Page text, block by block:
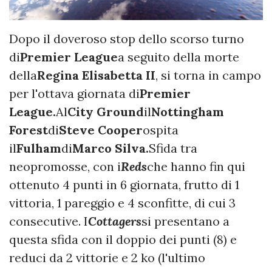
Dopo il doveroso stop dello scorso turno
diPremier Leaguea seguito della morte
dellaRegina Elisabetta II, si torna in campo
per l'ottava giornata diPremier
League.AlCity GroundilNottingham
ForestdiSteve Cooperospita
ilFulhamdiMarco Silva.Sfida tra
neopromosse, con iRedsche hanno fin qui
ottenuto 4 punti in 6 giornata, frutto di 1
vittoria, 1 pareggio e 4 sconfitte, di cui 3
consecutive. ICottagerssi presentano a
questa sfida con il doppio dei punti (8) e
reduci da 2 vittorie e 2 ko (l'ultimo